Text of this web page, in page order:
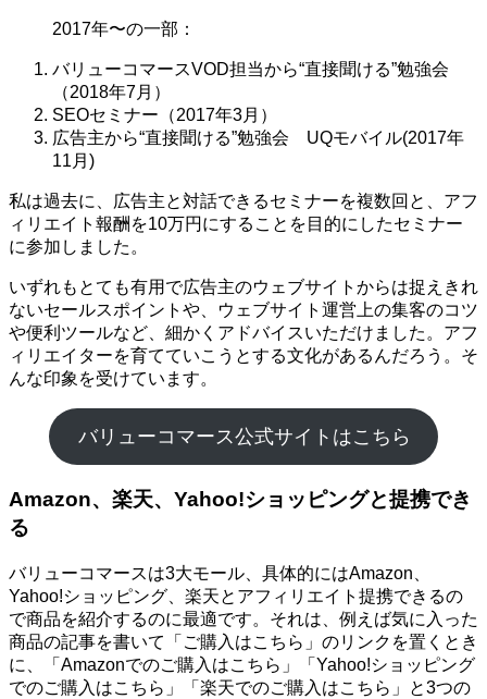
2017年〜の一部：
バリューコマースVOD担当から“直接聞ける”勉強会
（2018年7月）
SEOセミナー（2017年3月）
広告主から“直接聞ける”勉強会 UQモバイル(2017年
11月)
私は過去に、広告主と対話できるセミナーを複数回と、アフ
ィリエイト報酬を10万円にすることを目的にしたセミナー
に参加しました。
いずれもとても有用で広告主のウェブサイトからは捉えきれ
ないセールスポイントや、ウェブサイト運営上の集客のコツ
や便利ツールなど、細かくアドバイスいただけました。アフ
ィリエイターを育てていこうとする文化があるんだろう。そ
んな印象を受けています。
バリューコマース公式サイトはこちら
Amazon、楽天、Yahoo!ショッピングと提携でき
る
バリューコマースは3大モール、具体的にはAmazon、
Yahoo!ショッピング、楽天とアフィリエイト提携できるの
で商品を紹介するのに最適です。それは、例えば気に入った
商品の記事を書いて「ご購入はこちら」のリンクを置くとき
に、「Amazonでのご購入はこちら」「Yahoo!ショッピング
でのご購入はこちら」「楽天でのご購入はこちら」と3つの